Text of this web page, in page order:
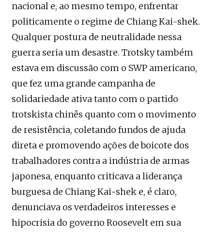
nacional e, ao mesmo tempo, enfrentar
politicamente o regime de Chiang Kai-shek.
Qualquer postura de neutralidade nessa
guerra seria um desastre. Trotsky também
estava em discussão com o SWP americano,
que fez uma grande campanha de
solidariedade ativa tanto com o partido
trotskista chinês quanto com o movimento
de resistência, coletando fundos de ajuda
direta e promovendo ações de boicote dos
trabalhadores contra a indústria de armas
japonesa, enquanto criticava a liderança
burguesa de Chiang Kai-shek e, é claro,
denunciava os verdadeiros interesses e
hipocrisia do governo Roosevelt em sua